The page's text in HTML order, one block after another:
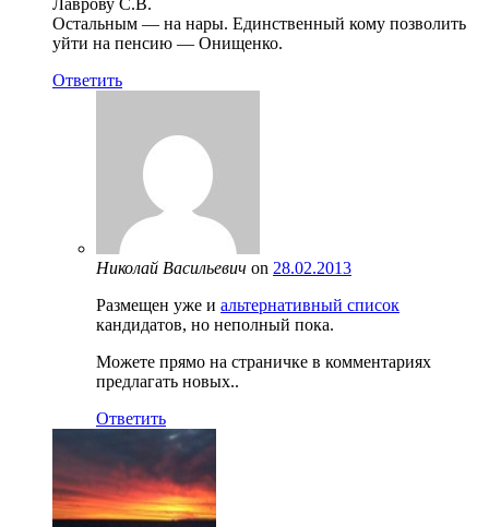
Остальным — на нары. Единственный кому позволить
уйти на пенсию — Онищенко.
Ответить
Николай Васильевич on 28.02.2013
Размещен уже и альтернативный список
кандидатов, но неполный пока.
Можете прямо на страничке в комментариях
предлагать новых..
Ответить